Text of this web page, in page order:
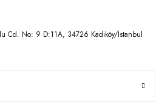
Cd. No: 9 D:11A, 34726 Kadıköy/İstanbul